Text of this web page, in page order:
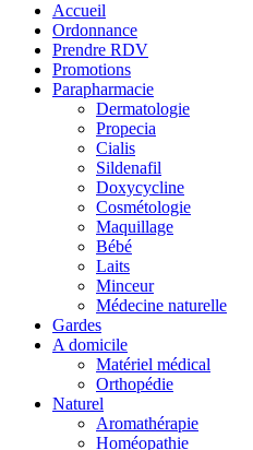
Accueil
Ordonnance
Prendre RDV
Promotions
Parapharmacie
Dermatologie
Propecia
Cialis
Sildenafil
Doxycycline
Cosmétologie
Maquillage
Bébé
Laits
Minceur
Médecine naturelle
Gardes
A domicile
Matériel médical
Orthopédie
Naturel
Aromathérapie
Homéopathie